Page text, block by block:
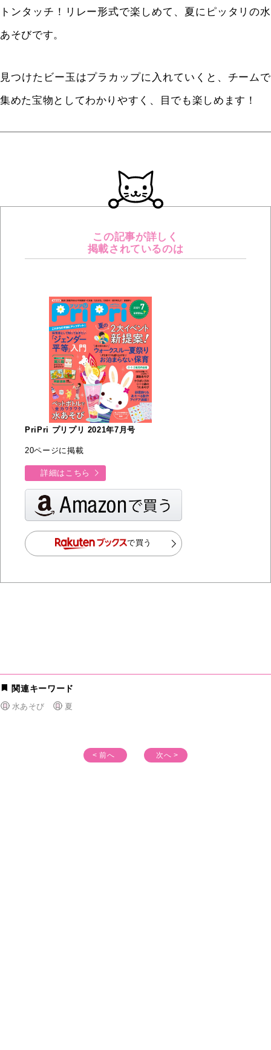
トンタッチ！リレー形式で楽しめて、夏にピッタリの水
あそびです。
見つけたビー玉はプラカップに入れていくと、チームで
集めた宝物としてわかりやすく、目でも楽しめます！
この記事が詳しく
掲載されているのは
PriPri プリプリ 2021年7月号
20ページに掲載
詳細はこちら
で買う
関連キーワード
水あそび 夏
< 前へ 次へ >